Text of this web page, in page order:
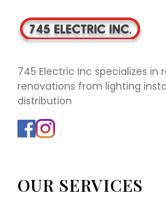
745 Electric Inc specializes
renovations from lighting
distribution
OUR SERVICES